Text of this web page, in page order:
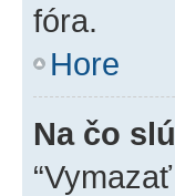
fóra.
Hore
Na čo